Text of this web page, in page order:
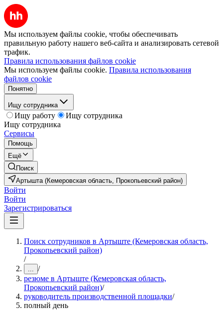
Мы используем файлы cookie, чтобы обеспечивать
правильную работу нашего веб-сайта и анализировать сетевой
трафик.
Правила использования файлов cookie
Мы используем файлы cookie. Правила использования
файлов cookie
Понятно
Ищу сотрудника
Ищу работу
Ищу сотрудника
Ищу сотрудника
Сервисы
Помощь
Ещё
Поиск
Артышта (Кемеровская область, Прокопьевский район)
Войти
Войти
Зарегистрироваться
Поиск сотрудников в Артыште (Кемеровская область,
Прокопьевский район)
/
... /
резюме в Артыште (Кемеровская область,
Прокопьевский район)/
руководитель производственной площадки/
полный день